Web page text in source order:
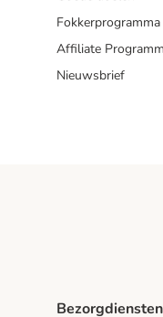
Fokkerprogramma
Affiliate
Nieuwsbrief
Bezorgdiensten